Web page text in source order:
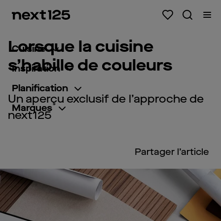
Cuisine
Inspiration
Planification
Marques
Lorsque la cuisine
s’habille de couleurs
Un aperçu exclusif de l’approche de
next125
Partager l’article